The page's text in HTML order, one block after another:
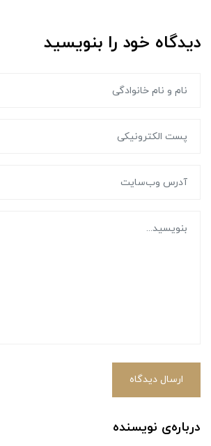
دیدگاه خود را بنویسید
ارسال دیدگاه
درباره‌ی نویسنده